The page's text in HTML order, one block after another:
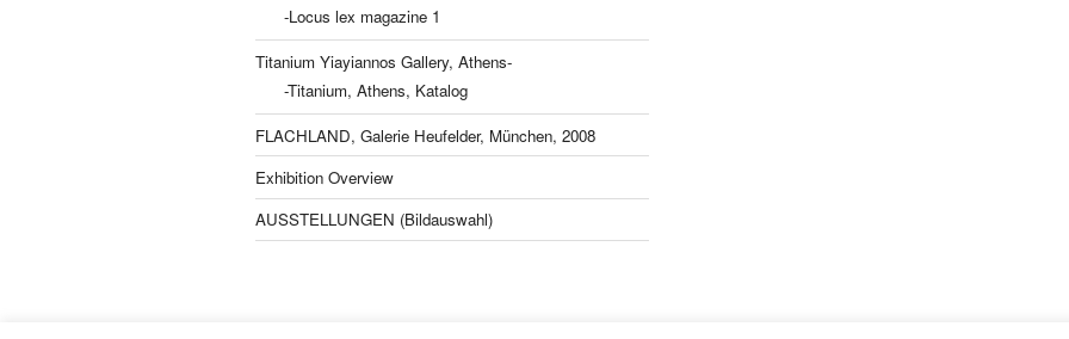
-Locus lex magazine 1
Titanium Yiayiannos Gallery, Athens-
-Titanium, Athens, Katalog
FLACHLAND, Galerie Heufelder, München, 2008
Exhibition Overview
AUSSTELLUNGEN (Bildauswahl)